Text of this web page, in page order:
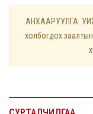
АНХААРУУЛГА:
холбогдох заалтын